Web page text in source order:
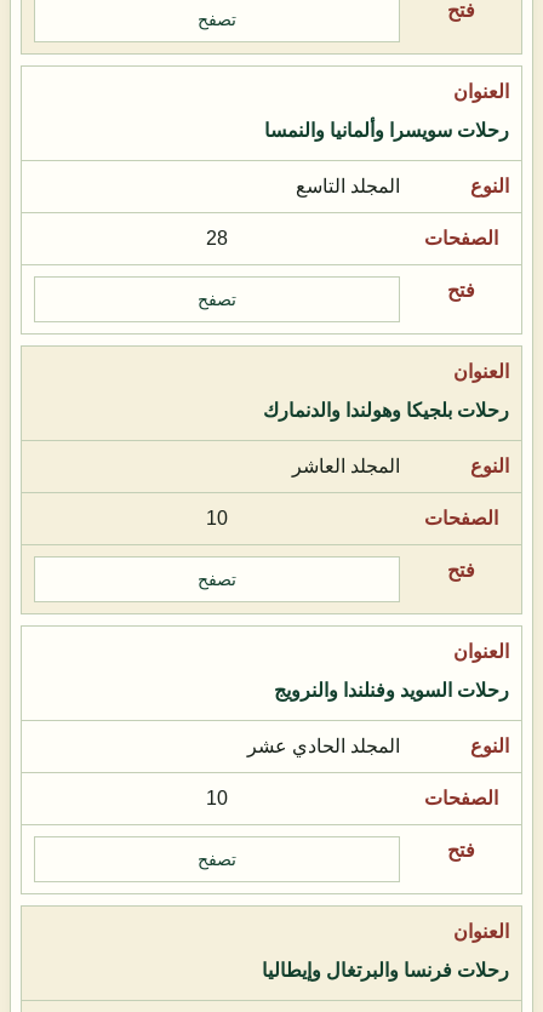
تصفح
رحلات سويسرا وألمانيا والنمسا
المجلد التاسع
28
تصفح
رحلات بلجيكا وهولندا والدنمارك
المجلد العاشر
10
تصفح
رحلات السويد وفنلندا والنرويج
المجلد الحادي عشر
10
تصفح
رحلات فرنسا والبرتغال وإيطاليا